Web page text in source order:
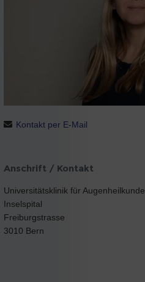
Kontakt per E-Mail
Anschrift / Kontakt
Universitätsklinik für Augenheilkunde
Inselspital
Freiburgstrasse
3010 Bern